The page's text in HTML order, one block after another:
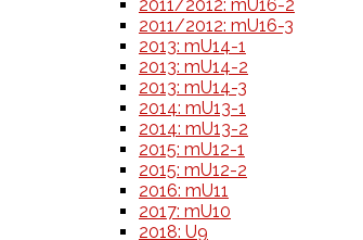
2011/2012: mU16-2
2011/2012: mU16-3
2013: mU14-1
2013: mU14-2
2013: mU14-3
2014: mU13-1
2014: mU13-2
2015: mU12-1
2015: mU12-2
2016: mU11
2017: mU10
2018: U9